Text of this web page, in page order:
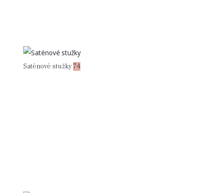
Saténové stužky74